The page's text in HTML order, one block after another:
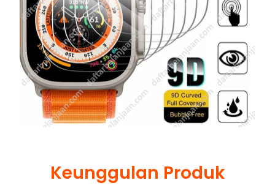
Keunggulan Produk